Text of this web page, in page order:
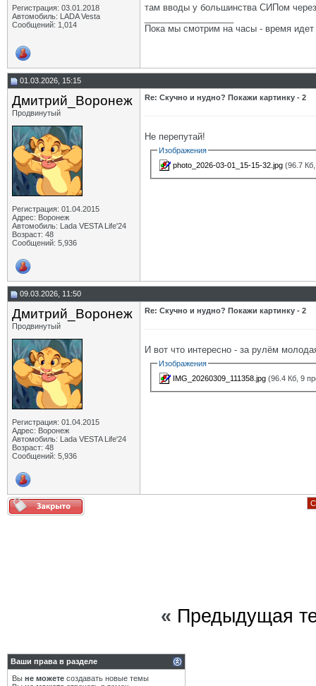
Регистрация: 03.01.2018
Автомобиль: LADA Vesta
Сообщений: 1,014
там вводы у большинства СИПом
Пока мы смотрим на часы - время идет
01.03.2026, 15:15
Дмитрий_Воронеж
Продвинутый
Регистрация: 01.04.2015
Адрес: Воронеж
Автомобиль: Lada VESTA Life'24
Возраст: 48
Сообщений: 5,936
Re: Скучно и нудно? Покажи картинку - 2
Не перепутай!
Изображения
photo_2026-03-01_15-15-32.jpg (96.7
09.03.2026, 11:50
Дмитрий_Воронеж
Продвинутый
Регистрация: 01.04.2015
Адрес: Воронеж
Автомобиль: Lada VESTA Life'24
Возраст: 48
Сообщений: 5,936
Re: Скучно и нудно? Покажи картинку - 2
И вот что интересно - за рулём
Изображения
IMG_20260309_111358.jpg (96.4 Кб, 9
« Предыдущая
Ваши права в разделе
Вы не можете создавать новые темы